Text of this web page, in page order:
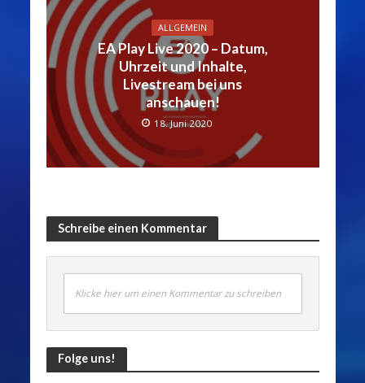
ALLGEMEIN
EA Play Live 2020 – Datum,
Uhrzeit und Inhalte,
Livestream bei uns
anschauen!
18. Juni 2020
Schreibe einen Kommentar
Klicke hier um einen Kommentar zu schreiben
Folge uns!